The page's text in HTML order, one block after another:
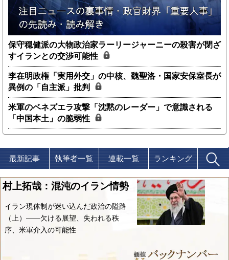
保守穏健派の大物政治家ラーリージャーニーの殺害が閉ざ
すイランとの交渉可能性
李在明政権「実用外交」の中核、魏聖洛・国家安保室長が
異例の「自主派」批判
米軍のベネズエラ攻撃「沈黙のレーダー」で意識される
「中国本土」の脆弱性
最新記事 執筆者一覧 連載一覧 ランキング
村上拓哉：混沌のイラン情勢
イラン現体制が迷い込んだ政治の隘路
（上）――欠ける展望、失われる秩
序、米軍介入の可能性